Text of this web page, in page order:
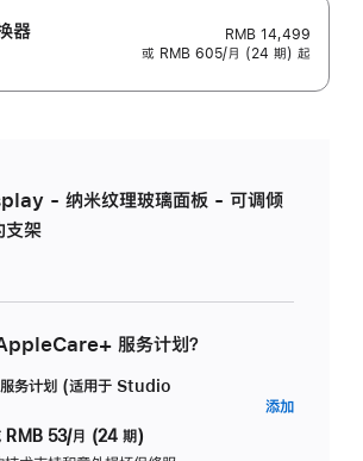
器
RMB 14,499
或 RMB 605/月 (24 期) 起
- 纳米纹理玻璃面板 - 可调倾
支架
服务计划？
务计划 (适用于 Studio
RMB 53/月 (24 期)
添加